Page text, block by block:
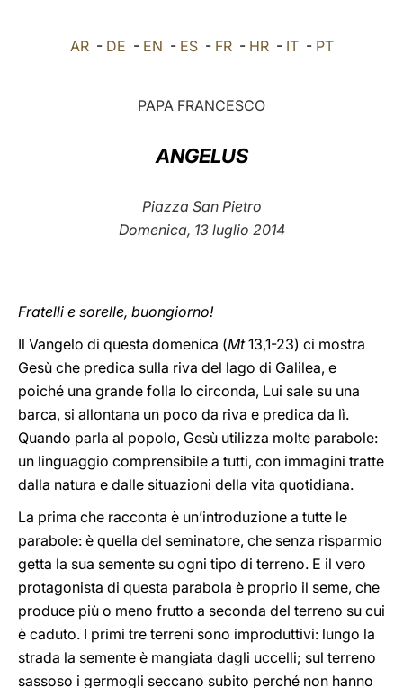
العربيّة AR- DE - EN - ES- FR- HR- IT- PT
PAPA FRANCESCO
ANGELUS
Piazza San Pietro
Domenica, 13 luglio 2014
Fratelli e sorelle, buongiorno!
Il Vangelo di questa domenica (Mt13,1-23) ci mostra
Gesù che predica sulla riva del lago di Galilea, e
poiché una grande folla lo circonda, Lui sale su una
barca, si allontana un poco da riva e predica da lì.
Quando parla al popolo, Gesù utilizza molte parabole:
un linguaggio comprensibile a tutti, con immagini tratte
dalla natura e dalle situazioni della vita quotidiana.
La prima che racconta è un’introduzione a tutte le
parabole: è quella del seminatore, che senza risparmio
getta la sua semente su ogni tipo di terreno. E il vero
protagonista di questa parabola è proprio il seme, che
produce più o meno frutto a seconda del terreno su cui
è caduto. I primi tre terreni sono improduttivi: lungo la
strada la semente è mangiata dagli uccelli; sul terreno
sassoso i germogli seccano subito perché non hanno